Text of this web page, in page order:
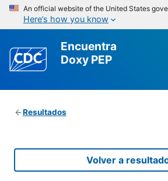
An official website of the United States
Here’s how you know
Encuentra
Doxy PEP
Resultados
Volver a